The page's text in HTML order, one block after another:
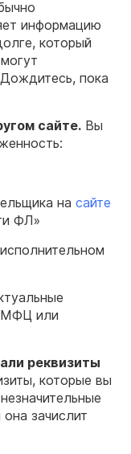
информацию
который
пока
сайте. Вы
на сайте
ФЛ»
МФЦ или
реквизиты
которые вы
зачислит